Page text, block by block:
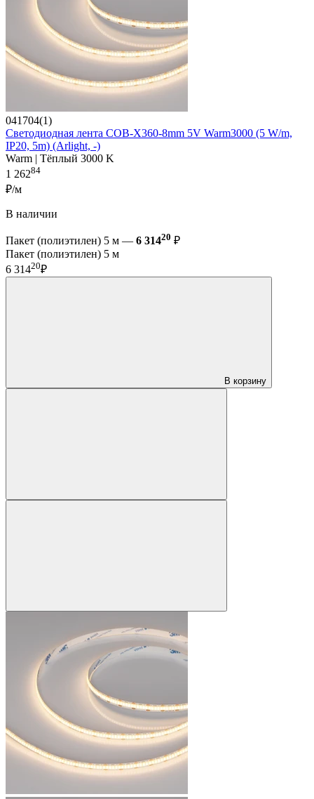
041704(1)
Светодиодная лента COB-X360-8mm 5V Warm3000 (5 W/m,
IP20, 5m) (Arlight, -)
Warm | Тёплый 3000 K
1 26284
₽/м
В наличии
Пакет (полиэтилен) 5 м — 6 31420 ₽
Пакет (полиэтилен) 5 м
6 31420₽
В корзину